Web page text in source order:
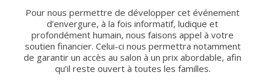
Pour nous permettre de développer cet événement
d’envergure, à la fois informatif, ludique et
profondément humain, nous faisons appel à votre
soutien financier. Celui-ci nous permettra notamment
de garantir un accès au salon à un prix abordable, afin
qu’il reste ouvert à toutes les familles.